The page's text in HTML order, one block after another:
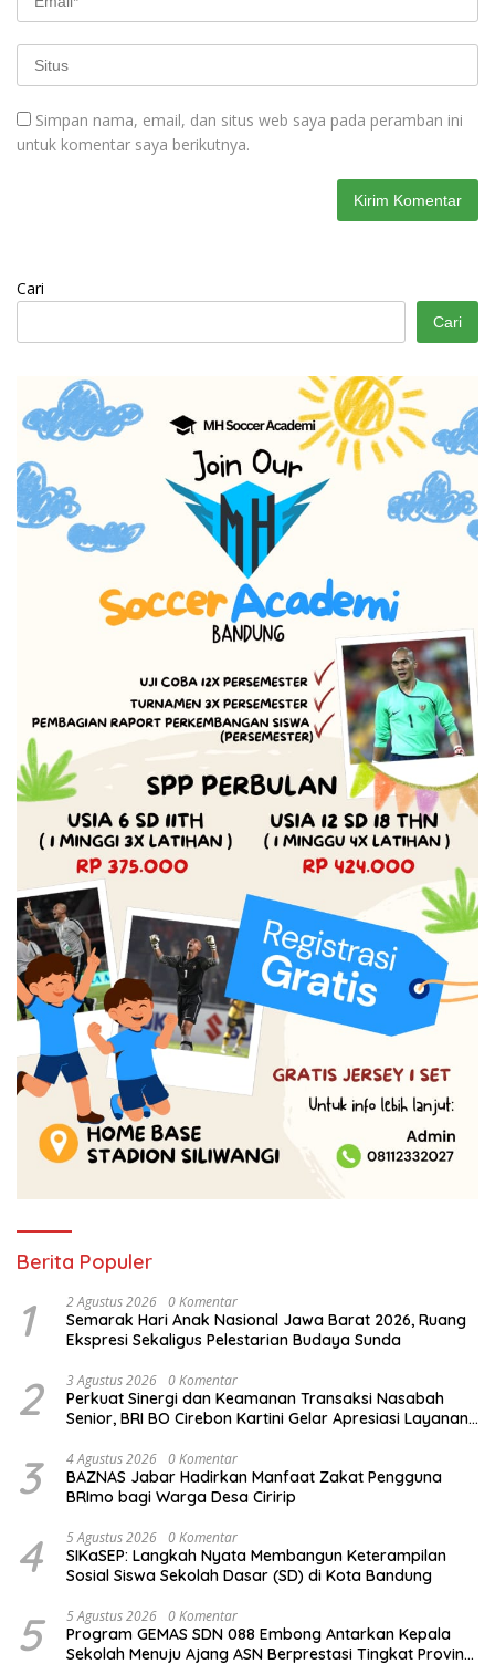
Simpan nama, email, dan situs web saya pada peramban ini
untuk komentar saya berikutnya.
Cari
Cari
Berita Populer
1 2 Agustus 2026 0 Komentar
Semarak Hari Anak Nasional Jawa Barat 2026, Ruang
Ekspresi Sekaligus Pelestarian Budaya Sunda
2 3 Agustus 2026 0 Komentar
Perkuat Sinergi dan Keamanan Transaksi Nasabah
Senior, BRI BO Cirebon Kartini Gelar Apresiasi Layanan
3 4 Agustus 2026 0 Komentar
BAZNAS Jabar Hadirkan Manfaat Zakat Pengguna
BRImo bagi Warga Desa Ciririp
4 5 Agustus 2026 0 Komentar
SIKaSEP: Langkah Nyata Membangun Keterampilan
Sosial Siswa Sekolah Dasar (SD) di Kota Bandung
5 5 Agustus 2026 0 Komentar
Program GEMAS SDN 088 Embong Antarkan Kepala
Sekolah Menuju Ajang ASN Berprestasi Tingkat Provinsi